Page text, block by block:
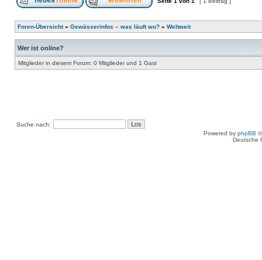
Foren-Übersicht» Gewässerinfos – was läuft wo? » Weltweit
Wer ist online?
Mitglieder in diesem Forum: 0 Mitglieder und 1 Gast
Suche nach:
Powered by phpBB
Deutsche